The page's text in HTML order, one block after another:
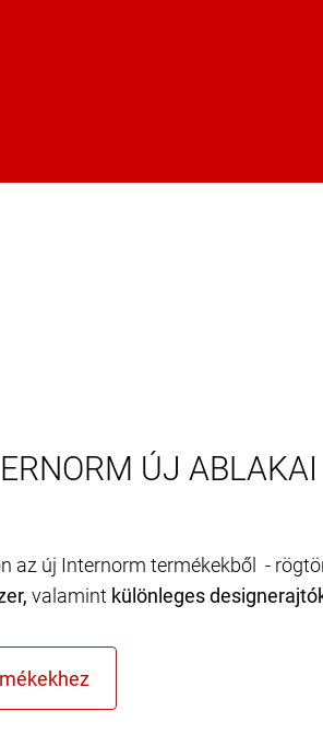
ÚJ ABLAKAI
az új Internorm termékekből -
valamint különleges